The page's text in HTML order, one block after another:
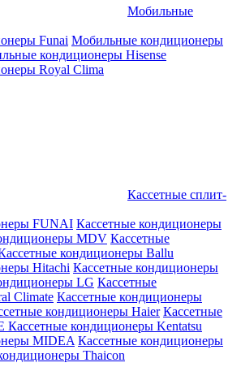
Мобильные
Funai Мобильные кондиционеры
кондиционеры Hisense
Royal Clima
Кассетные сплит-
FUNAI Кассетные кондиционеры
MDV Кассетные
кондиционеры Ballu
Hitachi Кассетные кондиционеры
LG Кассетные
Climate Кассетные кондиционеры
кондиционеры Haier Кассетные
Кассетные кондиционеры Kentatsu
MIDEA Кассетные кондиционеры
Thaicon